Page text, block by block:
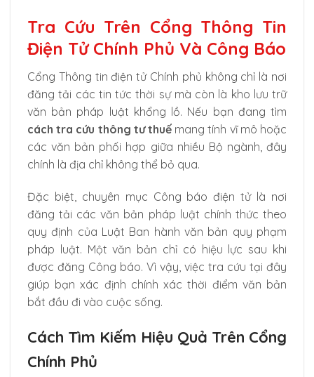
Tra Cứu Trên Cổng Thông Tin
Điện Tử Chính Phủ Và Công Báo
Cổng Thông tin điện tử Chính phủ không chỉ là nơi
đăng tải các tin tức thời sự mà còn là kho lưu trữ
văn bản pháp luật khổng lồ. Nếu bạn đang tìm
cách tra cứu thông tư thuế mang tính vĩ mô hoặc
các văn bản phối hợp giữa nhiều Bộ ngành, đây
chính là địa chỉ không thể bỏ qua.
Đặc biệt, chuyên mục Công báo điện tử là nơi
đăng tải các văn bản pháp luật chính thức theo
quy định của Luật Ban hành văn bản quy phạm
pháp luật. Một văn bản chỉ có hiệu lực sau khi
được đăng Công báo. Vì vậy, việc tra cứu tại đây
giúp bạn xác định chính xác thời điểm văn bản
bắt đầu đi vào cuộc sống.
Cách Tìm Kiếm Hiệu Quả Trên Cổng
Chính Phủ